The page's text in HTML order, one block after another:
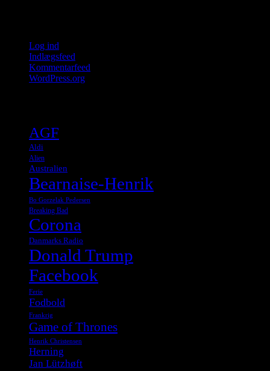
Log ind
Indlægsfeed
Kommentarfeed
WordPress.org
AGF
Aldi
Alien
Australien
Bearnaise-Henrik
Bo Gorzelak Pedersen
Breaking Bad
Corona
Danmarks Radio
Donald Trump
Facebook
Ferie
Fodbold
Frankrig
Game of Thrones
Henrik Christensen
Herning
Jan Lützhøft